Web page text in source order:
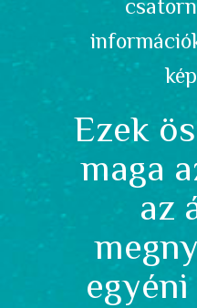
Ezek
maga
az
egyéni